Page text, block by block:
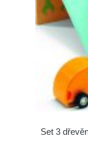
Set 3